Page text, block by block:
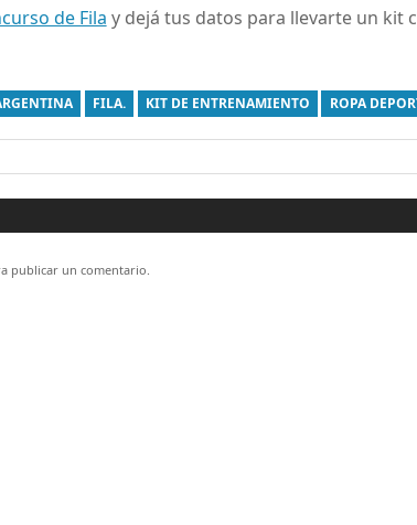
de Fila y dejá tus datos para llevarte un kit
FILA. KIT DE ENTRENAMIENTO ROPA
publicar un comentario.